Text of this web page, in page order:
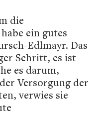
die
ein gutes
Edlmayr. Das
Schritt, es ist
es darum,
Versorgung der
verwies sie